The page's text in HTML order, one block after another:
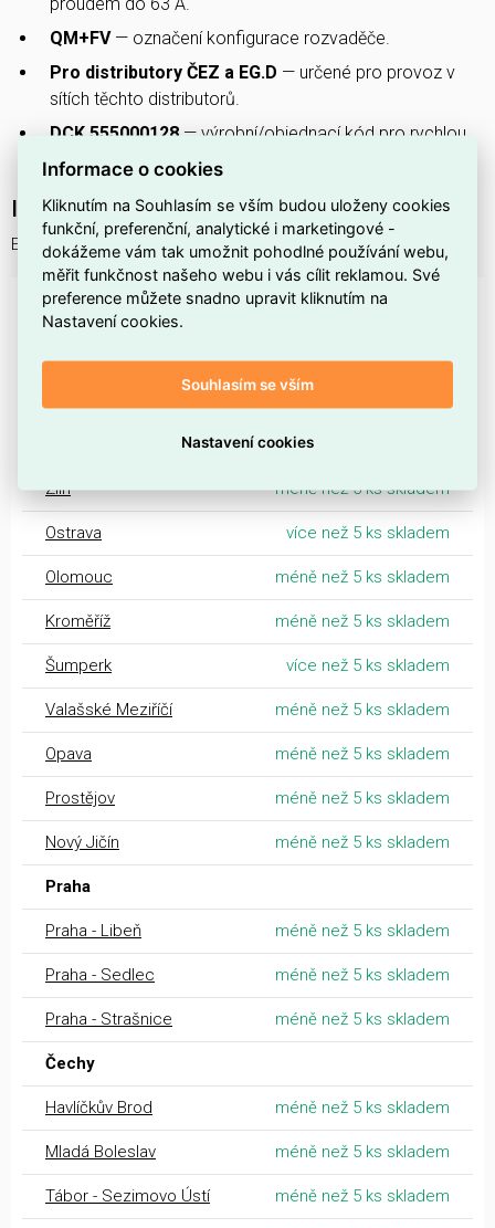
proudem do 63 A.
QM+FV— označení konfigurace rozvaděče.
Pro distributory ČEZ a EG.D — určené pro provoz v
sítích těchto distributorů.
DCK 555000128 — výrobní/objednací kód pro rychlou
identifikaci a objednávku.
Interní název produktu
ER212/NKP7P/63-QM+FV
DOSTUPNOST NA PRODEJNÁCH
Dostupnost centrální sklady EMAS
Zlín méně než 5 ks skladem
Ostrava více než 5 ks skladem
Olomouc méně než 5 ks skladem
Kroměříž méně než 5 ks skladem
Šumperk více než 5 ks skladem
Valašské Meziříčí méně než 5 ks skladem
Opava méně než 5 ks skladem
Prostějov méně než 5 ks skladem
Nový Jičín méně než 5 ks skladem
Praha
Praha - Libeň méně než 5 ks skladem
Praha - Sedlec méně než 5 ks skladem
Praha - Strašnice méně než 5 ks skladem
Čechy
Havlíčkův Brod méně než 5 ks skladem
Mladá Boleslav méně než 5 ks skladem
Tábor - Sezimovo Ústí méně než 5 ks skladem
Informace o cookies
Kliknutím na Souhlasím se vším budou uloženy cookies
funkční, preferenční, analytické i marketingové -
dokážeme vám tak umožnit pohodlné používání webu,
měřit funkčnost našeho webu i vás cílit reklamou. Své
preference můžete snadno upravit kliknutím na
Nastavení cookies.
Souhlasím se vším
Nastavení cookies